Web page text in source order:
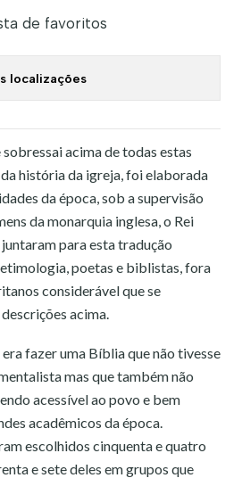
de favoritos
localizações
acima de todas estas
história da igreja, foi elaborada
da época, sob a supervisão
da monarquia inglesa, o Rei
para esta tradução
poetas e biblistas, fora
considerável que se
acima.
fazer uma Bíblia que não tivesse
mas que também não
acessível ao povo e bem
acadêmicos da época.
escolhidos cinquenta e quatro
e sete deles em grupos que